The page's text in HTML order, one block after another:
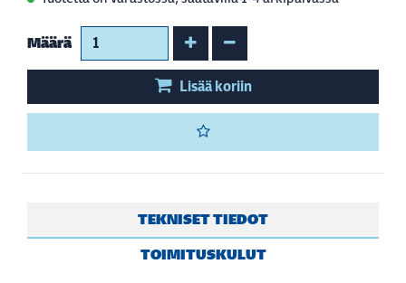
Määrä Kasvata määrää
Vähennä määrää
Lisää koriin
TEKNISET TIEDOT
TOIMITUSKULUT